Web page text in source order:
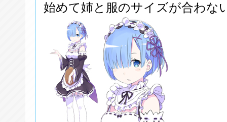
始めて姉と服のサイズが合わな